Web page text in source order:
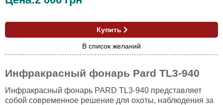
Купить
В список желаний
Инфракрасный фонарь Pard TL3-940
Инфракрасный фонарь PARD TL3-940 представляет
собой современное решение для охоты, наблюдения за